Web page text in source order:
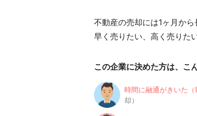
不動産の売却には1ヶ月か
早く売りたい、高く売りた
この企業に決めた方は、こ
時間に融通がきいた（
却）